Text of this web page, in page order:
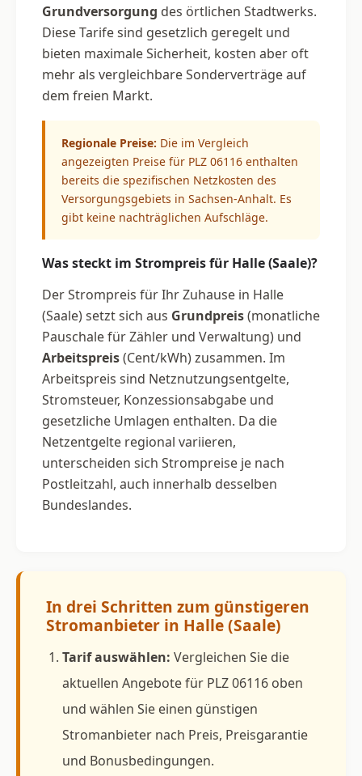
Grundversorgung des örtlichen Stadtwerks.
Diese Tarife sind gesetzlich geregelt und
bieten maximale Sicherheit, kosten aber oft
mehr als vergleichbare Sonderverträge auf
dem freien Markt.
Regionale Preise: Die im Vergleich
angezeigten Preise für PLZ 06116 enthalten
bereits die spezifischen Netzkosten des
Versorgungsgebiets in Sachsen-Anhalt. Es
gibt keine nachträglichen Aufschläge.
Was steckt im Strompreis für Halle (Saale)?
Der Strompreis für Ihr Zuhause in Halle
(Saale) setzt sich aus Grundpreis(monatliche
Pauschale für Zähler und Verwaltung) und
Arbeitspreis(Cent/kWh) zusammen. Im
Arbeitspreis sind Netznutzungsentgelte,
Stromsteuer, Konzessionsabgabe und
gesetzliche Umlagen enthalten. Da die
Netzentgelte regional variieren,
unterscheiden sich Strompreise je nach
Postleitzahl, auch innerhalb desselben
Bundeslandes.
In drei Schritten zum günstigeren
Stromanbieter in Halle (Saale)
Tarif auswählen: Vergleichen Sie die
aktuellen Angebote für PLZ 06116 oben
und wählen Sie einen günstigen
Stromanbieter nach Preis, Preisgarantie
und Bonusbedingungen.